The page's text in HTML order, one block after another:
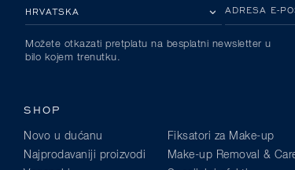
ADRESA E-
Možete otkazati pretplatu na besplatni newsletter u
bilo kojem trenutku.
SHOP
Novo u dućanu
Najprodavaniji proizvodi
Fiksatori za Make-up
Make-up Removal &